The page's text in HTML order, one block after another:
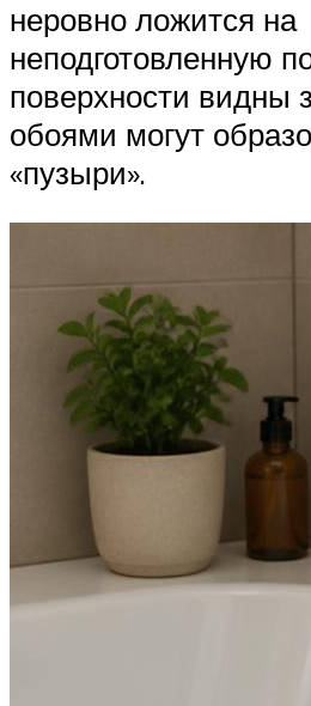
неровно ложится на
неподготовленную
поверхности видны
обоями могут
«пузыри».